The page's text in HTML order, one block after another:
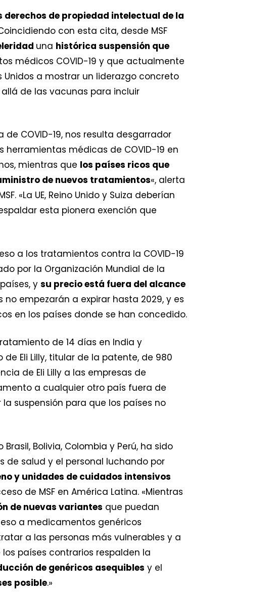
derechos de propiedad intelectual de la
con esta cita, desde MSF
una histórica suspensión que
médicos COVID-19 y que actualmente
Unidos a mostrar un liderazgo concreto
de las vacunas para incluir
COVID-19, nos resulta desgarrador
herramientas médicas de COVID-19 en
mientras que los países ricos que
de nuevos tratamientos«, alerta
«La UE, Reino Unido y Suiza deberían
esta pionera exención que
a los tratamientos contra la COVID-19
por la Organización Mundial de la
y su precio está fuera del alcance
empezarán a expirar hasta 2029, y es
en los países donde se han concedido.
de 14 días en India y
Eli Lilly, titular de la patente, de 980
de Eli Lilly a las empresas de
a cualquier otro país fuera de
suspensión para que los países no
Brasil, Bolivia, Colombia y Perú, ha sido
de salud y el personal luchando por
y unidades de cuidados intensivos
de MSF en América Latina. «Mientras
de nuevas variantes que puedan
a medicamentos genéricos
a las personas más vulnerables y a
países contrarios respalden la
de genéricos asequibles y el
posible.»